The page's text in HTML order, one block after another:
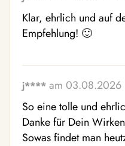
Klar, ehrlich und auf
Empfehlung! 🙂
j**** am 03.08.2026
So eine tolle und
Danke für Dein
Sowas findet man